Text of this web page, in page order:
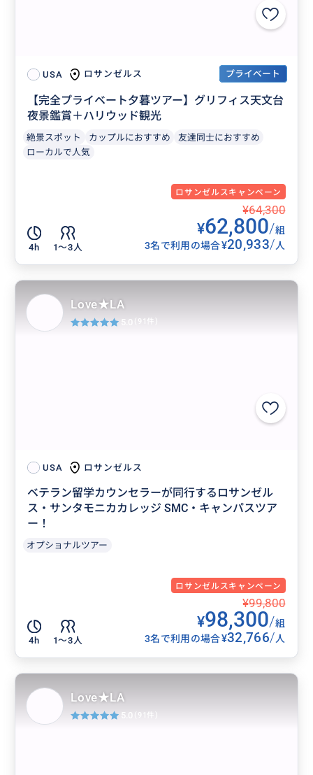
USA ロサンゼルス プライベート
【完全プライベート夕暮ツアー】グリフィス天文台
夜景鑑賞＋ハリウッド観光
絶景スポット カップルにおすすめ
友達同士におすすめ
ローカルで人気
ロサンゼルスキャンペーン
4h 1〜3人
¥64,300
¥62,800/組
3名で利用の場合¥20,933/人
USA ロサンゼルス
ベテラン留学カウンセラーが同行するロサンゼル
ス・サンタモニカカレッジ SMC・キャンパスツア
ー！
オプショナルツアー
ロサンゼルスキャンペーン
4h 1〜3人
¥99,800
¥98,300/組
3名で利用の場合¥32,766/人
Love★LA
5.0 (91件)
Love★LA
5.0 (91件)